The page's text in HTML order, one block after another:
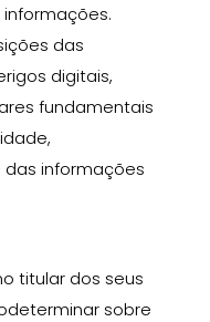
.
das
digitais,
fundamentais
informações
titular dos seus
sobre